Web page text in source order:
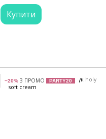
Купити
−20% З ПРОМО PARTY20